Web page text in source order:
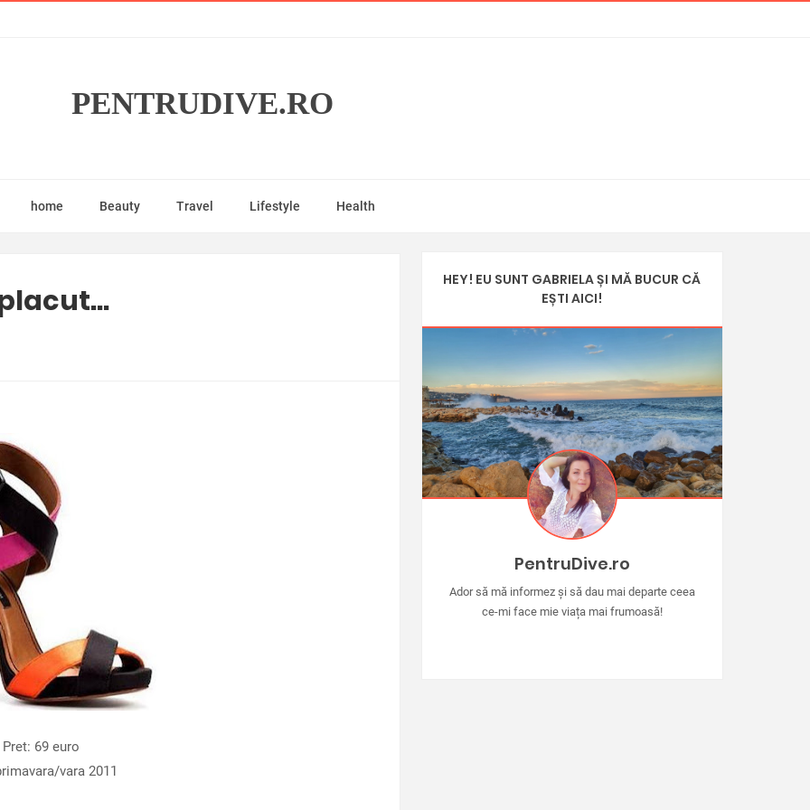
PENTRUDIVE.RO
home Beauty Travel Lifestyle Health
Pret: 69 euro
vara 2011
HEY! EU SUNT GABRIELA ȘI MĂ BUCUR CĂ
EȘTI AICI!
PentruDive.ro
Ador să mă informez și să dau mai departe ceea
ce-mi face mie viața mai frumoasă!